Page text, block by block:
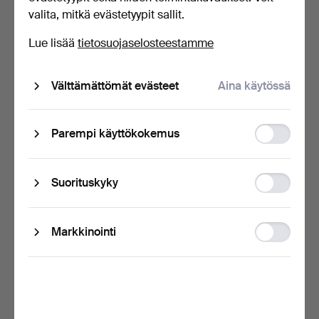
SIEGFRIED GRAMANN
(1924-1992). DESIGNER-
KE…
11 tuntia
35 USD
ALFREDO BARBINI.
DESIGNERMALJA, STU…
12 tuntia
valita, mitkä evästetyypit sallit.
Lue lisää tietosuojaselosteestamme
Välttämättömät evästeet Aina käytössä
Parempi käyttökokemus
storage
Suorituskyky
storage
Markkinointi
Ad
storage